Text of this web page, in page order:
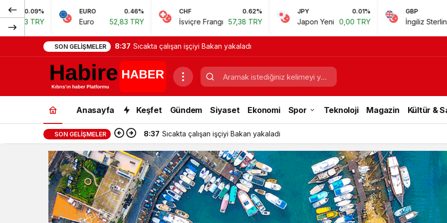
EURO 0.46%
Euro 52,83 TRY
CHF 0.62%
İsviçre Frangı 57,38 TRY
JPY 0.01%
Japon Yeni 0,00 TRY
GBP 0.67%
İngiliz Sterlini 60,81 TRY
SON GELIŞMELER 8:37 Sıcakta çalışan işçiyi Bakan yakaladı
Anasayfa Keşfet Gündem Siyaset Ekonomi Spor Teknoloji Magazin Kültür &
SON GELIŞMELER 8:37 Sıcakta çalışan işçiyi Bakan yakaladı